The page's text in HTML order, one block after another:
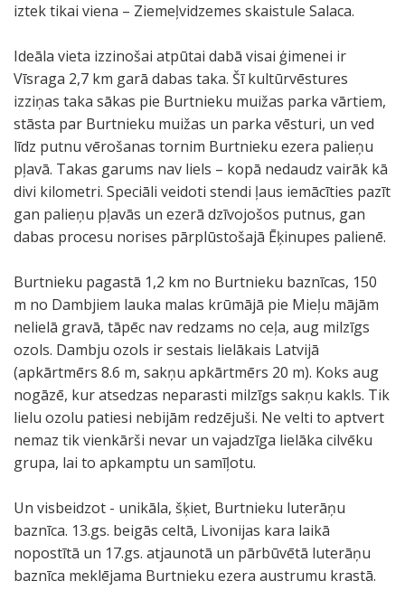
iztek tikai viena – Ziemeļvidzemes skaistule Salaca.
Ideāla vieta izzinošai atpūtai dabā visai ģimenei ir
Vīsraga 2,7 km garā dabas taka. Šī kultūrvēstures
izziņas taka sākas pie Burtnieku muižas parka vārtiem,
stāsta par Burtnieku muižas un parka vēsturi, un ved
līdz putnu vērošanas tornim Burtnieku ezera palieņu
pļavā. Takas garums nav liels – kopā nedaudz vairāk kā
divi kilometri. Speciāli veidoti stendi ļaus iemācīties pazīt
gan palieņu pļavās un ezerā dzīvojošos putnus, gan
dabas procesu norises pārplūstošajā Ēķinupes palienē.
Burtnieku pagastā 1,2 km no Burtnieku baznīcas, 150
m no Dambjiem lauka malas krūmājā pie Mieļu mājām
nelielā gravā, tāpēc nav redzams no ceļa, aug milzīgs
ozols. Dambju ozols ir sestais lielākais Latvijā
(apkārtmērs 8.6 m, sakņu apkārtmērs 20 m). Koks aug
nogāzē, kur atsedzas neparasti milzīgs sakņu kakls. Tik
lielu ozolu patiesi nebijām redzējuši. Ne velti to aptvert
nemaz tik vienkārši nevar un vajadzīga lielāka cilvēku
grupa, lai to apkamptu un samīļotu.
Un visbeidzot - unikāla, šķiet, Burtnieku luterāņu
baznīca. 13.gs. beigās celtā, Livonijas kara laikā
nopostītā un 17.gs. atjaunotā un pārbūvētā luterāņu
baznīca meklējama Burtnieku ezera austrumu krastā.